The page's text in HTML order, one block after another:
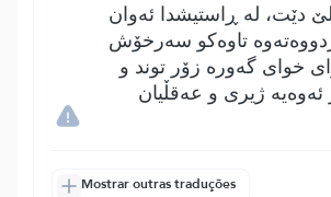
دێت، لە ڕاستیشدا ئەوان
تاوەکو سەرخۆش
خوای گەورە زۆر توند و
ئەوەیە ژیری و عەقڵیان
Mostrar outras traduções